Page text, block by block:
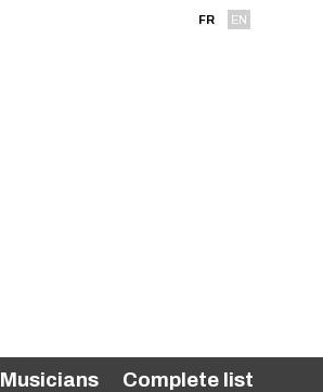
FR EN
Musicians Complete list